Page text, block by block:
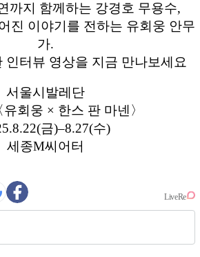
까지 함께하는 강경호 무용수,
진 이야기를 전하는 유회웅 안무
가.
인터뷰 영상을 지금 만나보세요
서울시발레단
회웅 × 한스 판 마넨〉
금)–8.27(수)
세종M씨어터